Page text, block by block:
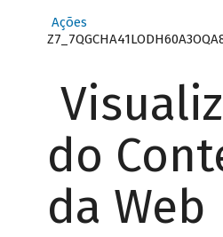
Ações
do
da Web